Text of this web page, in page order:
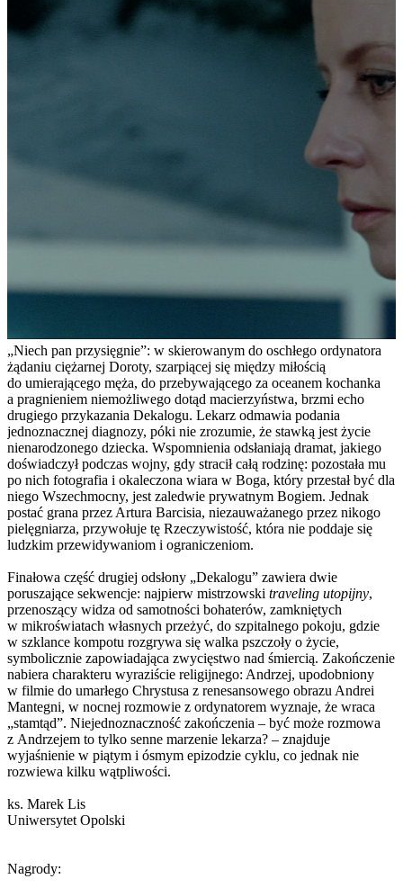
„Niech pan przysięgnie”: w skierowanym do oschłego ordynatora
żądaniu ciężarnej Doroty, szarpiącej się między miłością
do umierającego męża, do przebywającego za oceanem kochanka
a pragnieniem niemożliwego dotąd macierzyństwa, brzmi echo
drugiego przykazania Dekalogu. Lekarz odmawia podania
jednoznacznej diagnozy, póki nie zrozumie, że stawką jest życie
nienarodzonego dziecka. Wspomnienia odsłaniają dramat, jakiego
doświadczył podczas wojny, gdy stracił całą rodzinę: pozostała mu
po nich fotografia i okaleczona wiara w Boga, który przestał być dla
niego Wszechmocny, jest zaledwie prywatnym Bogiem. Jednak
postać grana przez Artura Barcisia, niezauważanego przez nikogo
pielęgniarza, przywołuje tę Rzeczywistość, która nie poddaje się
ludzkim przewidywaniom i ograniczeniom.
Finałowa część drugiej odsłony „Dekalogu” zawiera dwie
poruszające sekwencje: najpierw mistrzowski traveling utopijny,
przenoszący widza od samotności bohaterów, zamkniętych
w mikroświatach własnych przeżyć, do szpitalnego pokoju, gdzie
w szklance kompotu rozgrywa się walka pszczoły o życie,
symbolicznie zapowiadająca zwycięstwo nad śmiercią. Zakończenie
nabiera charakteru wyraziście religijnego: Andrzej, upodobniony
w filmie do umarłego Chrystusa z renesansowego obrazu Andrei
Mantegni, w nocnej rozmowie z ordynatorem wyznaje, że wraca
„stamtąd”. Niejednoznaczność zakończenia – być może rozmowa
z Andrzejem to tylko senne marzenie lekarza? – znajduje
wyjaśnienie w piątym i ósmym epizodzie cyklu, co jednak nie
rozwiewa kilku wątpliwości.
ks. Marek Lis
Uniwersytet Opolski
Nagrody: